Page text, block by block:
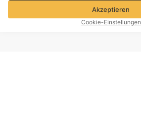
Akzeptieren
Cookie-Einstellungen